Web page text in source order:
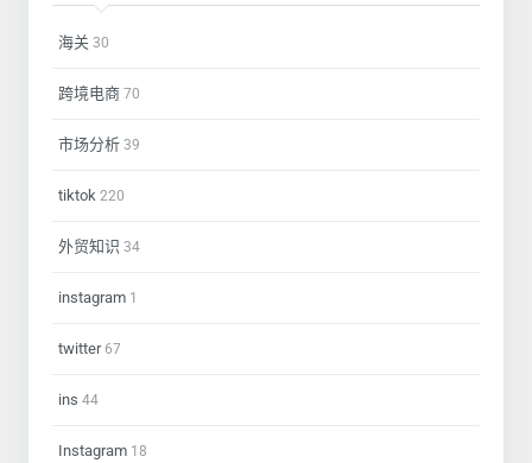
海关 30
跨境电商 70
市场分析 39
tiktok 220
外贸知识 34
instagram 1
twitter67
ins 44
Instagram 18